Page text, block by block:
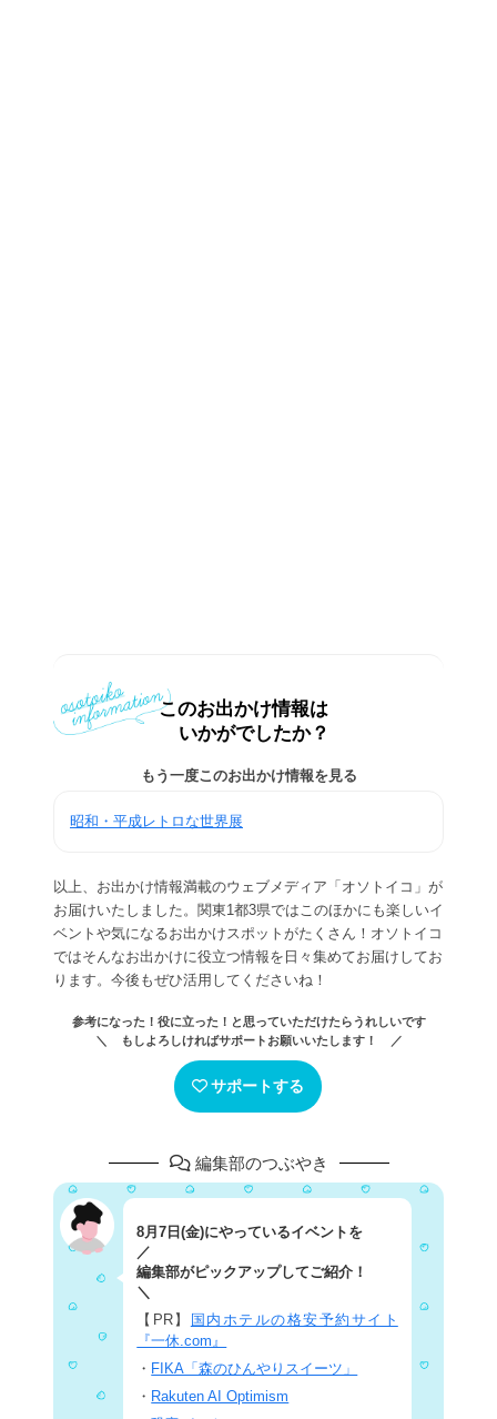
このお出かけ情報は
いかがでしたか？
もう一度このお出かけ情報を見る
昭和・平成レトロな世界展
以上、お出かけ情報満載のウェブメディア「オソトイコ」が
お届けいたしました。関東1都3県ではこのほかにも楽しいイ
ベントや気になるお出かけスポットがたくさん！オソトイコ
ではそんなお出かけに役立つ情報を日々集めてお届けしてお
ります。今後もぜひ活用してくださいね！
参考になった！役に立った！と思っていただけたらうれしいです
＼ もしよろしければサポートお願いいたします！ ／
サポートする
編集部のつぶやき
8月7日(金)にやっているイベントを
／
編集部がピックアップしてご紹介！
＼
【PR】
国内ホテルの格安予約サイト
『一休.com』
・ FIKA「森のひんやりスイーツ」
・ Rakuten AI Optimism